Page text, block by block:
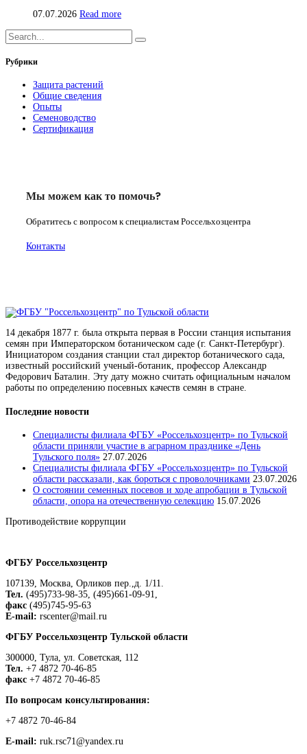
07.07.2026 Read more
Рубрики
Защита растений
Общие сведения
Опыты
Семеноводство
Сертификация
Мы можем как то помочь?
Обратитесь с вопросом к специалистам Россельхозцентра
Контакты
14 декабря 1877 г. была открыта первая в России станция испытания
семян при Императорском ботаническом саде (г. Санкт-Петербург).
Инициатором создания станции стал директор ботанического сада,
известный российский ученый-ботаник, профессор Александр
Федорович Баталин. Эту дату можно считать официальным началом
работы по определению посевных качеств семян в стране.
Последние новости
Специалисты филиала ФГБУ «Россельхозцентр» по Тульской
области приняли участие в аграрном празднике «День
Тульского поля» 27.07.2026
Специалисты филиала ФГБУ «Россельхозцентр» по Тульской
области рассказали, как бороться с проволочниками 23.07.2026
О состоянии семенных посевов и ходе апробации в Тульской
области, опора на отечественную селекцию 15.07.2026
Противодействие коррупции
ФГБУ Россельхозцентр
107139, Москва, Орликов пер.,д. 1/11.
Тел. (495)733-98-35, (495)661-09-91,
факс (495)745-95-63
E-mail: rscenter@mail.ru
ФГБУ Россельхозцентр Тульской области
300000, Тула, ул. Советская, 112
Тел. +7 4872 70-46-85
факс +7 4872 70-46-85
По вопросам консультирования:
+7 4872 70-46-84
E-mail: ruk.rsc71@yandex.ru